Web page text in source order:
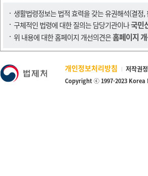
생활법령정보는 법적 효력을 갖는 유권해석(결정
구체적인 법령에 대한 질의는 담당기관이나국민
위 내용에 대한 홈페이지 개선의견은홈페이지
개인정보처리방침 저작권
Copyright ⓒ 1997-2023